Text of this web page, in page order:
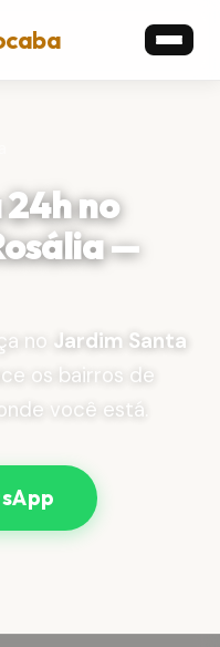
no
—
no Jardim Santa
os bairros de
você está.